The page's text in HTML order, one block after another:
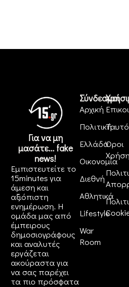
Για να μη
μασάτε... fake
news!
Εμπιστευτείτε το
15minutes για
άμεση και
αξιόπιστη
ενημέρωση. Η
ομάδα μας από
έμπειρους
δημοσιογράφους
και αναλυτές
εργάζεται
ακούραστα για
να σας παρέχει
τα πιο πρόσφατα
Σύνδεσμοι
Αρχική
Πολιτική
Ελλάδα
Οικονομία
Διεθνή
Αθλητικά
Lifestyle
War
Room
Όροι